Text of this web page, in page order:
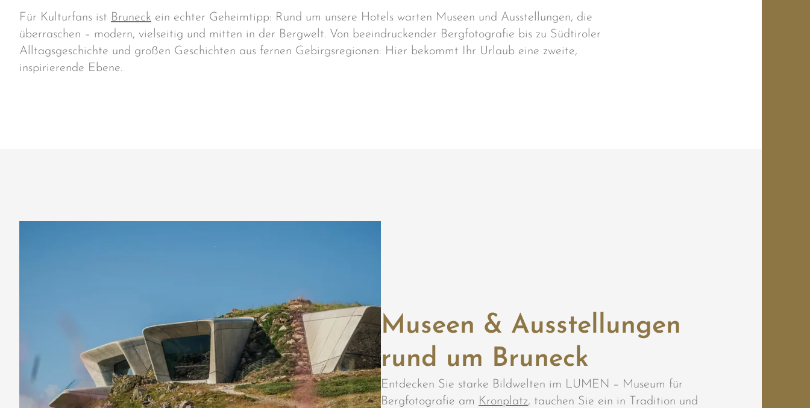
Für Kulturfans ist Bruneck ein echter Geheimtipp: Rund um unsere Hotels warten Museen und Ausstellungen, die
überraschen – modern, vielseitig und mitten in der Bergwelt. Von beeindruckender Bergfotografie bis zu Südtiroler
Alltagsgeschichte und großen Geschichten aus fernen Gebirgsregionen: Hier bekommt Ihr Urlaub eine zweite,
inspirierende Ebene.
Museen & Ausstellungen
rund um Bruneck
Entdecken Sie starke Bildwelten im LUMEN – Museum für
Bergfotografie am Kronplatz, tauchen Sie ein in Tradition und